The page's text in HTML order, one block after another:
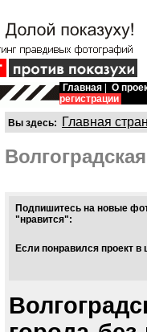
Главная
О
регистрации
Вы здесь: Главная
Подпишитесь на новые
"нравится":
Если понравился проект